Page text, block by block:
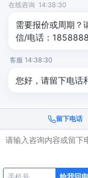
在线咨询 14:38:30
需要报价或周期？
信/电话：
客服 14:38:30
您好，请留下电话
留下电话